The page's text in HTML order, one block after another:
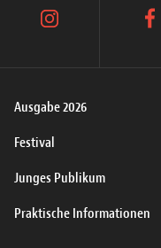
Ausgabe 2026
Festival
Junges Publikum
Praktische Informationen
instagram